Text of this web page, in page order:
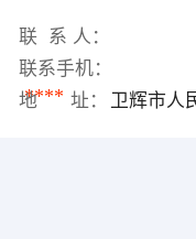
联 系 人：
联系手机：
****
地 址： 卫辉市人